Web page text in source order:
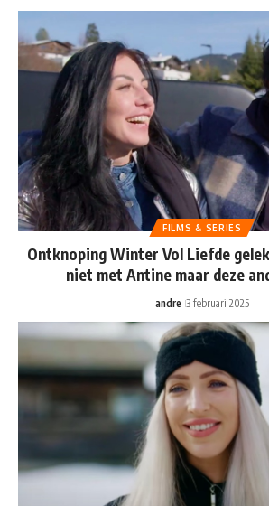
FILMS & SERIES
Ontknoping Winter Vol Liefde
niet met Antine maar deze
andre 3 februari 2025